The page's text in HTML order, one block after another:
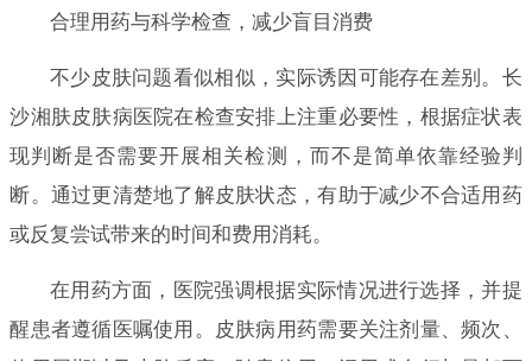
合理用药与科学检查，减少盲目消费
不少皮肤问题看似相似，实际诱因可能存在差别。长
沙湘肤皮肤病医院在检查安排上注重必要性，根据症状表
现判断是否需要开展相关检测，而不是简单依靠经验判
断。通过更清楚地了解皮肤状态，有助于减少不合适用药
或反复尝试带来的时间和费用消耗。
在用药方面，医院强调根据实际情况进行选择，并提
醒患者遵循医嘱使用。皮肤病用药需要关注剂量、频次、